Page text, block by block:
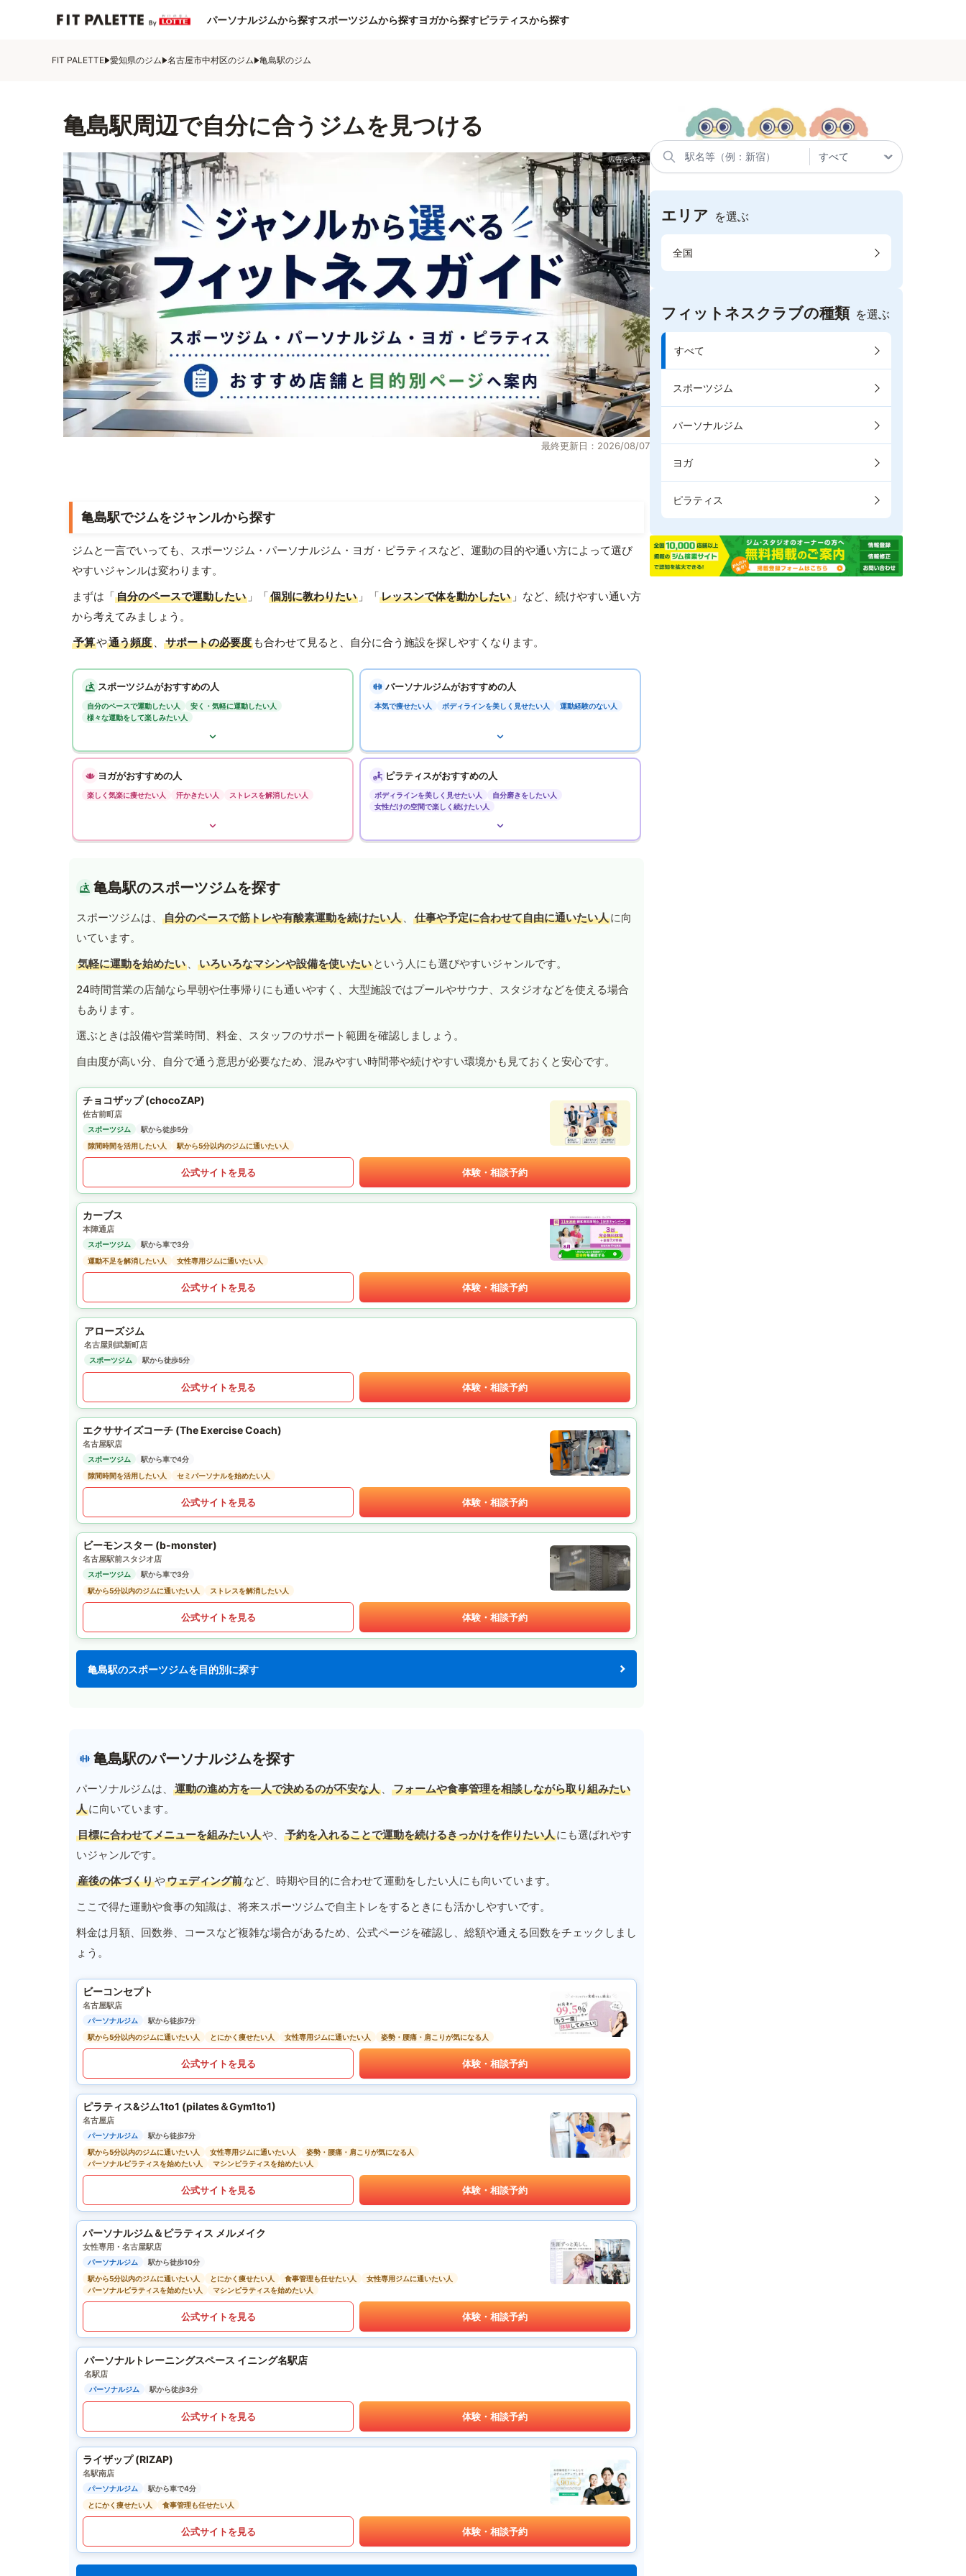
パーソナルジムから探すスポーツジムから探すヨガから探すピラティスから探す
FIT PALETTE 愛知県のジム 名古屋市中村区のジム 亀島駅のジム
亀島駅周辺で自分に合うジムを見つける
最終更新日：2026/08/07
亀島駅でジムをジャンルから探す
ジムと一言でいっても、スポーツジム・パーソナルジム・ヨガ・ピラティスなど、運動の目的や通い方によって選び
やすいジャンルは変わります。
まずは「自分のペースで運動したい 」「個別に教わりたい 」「レッスンで体を動かしたい 」など、続けやすい通い方
から考えてみましょう。
予算や通う頻度 、 サポートの必要度 も合わせて見ると、自分に合う施設を探しやすくなります。
スポーツジムがおすすめの人
自分のペースで運動したい人
安く・気軽に運動したい人
様々な運動をして楽しみたい人
パーソナルジムがおすすめの人
本気で痩せたい人 ボディラインを美しく見せたい人 運動経験のない人
ヨガがおすすめの人
楽しく気楽に痩せたい人 汗かきたい人 ストレスを解消したい人
ピラティスがおすすめの人
ボディラインを美しく見せたい人
自分磨きをしたい人
女性だけの空間で楽しく続けたい人
亀島駅のスポーツジムを探す
スポーツジムは、 自分のペースで筋トレや有酸素運動を続けたい人 、 仕事や予定に合わせて自由に通いたい人に向
いています。
気軽に運動を始めたい 、 いろいろなマシンや設備を使いたい という人にも選びやすいジャンルです。
24時間営業の店舗なら早朝や仕事帰りにも通いやすく、大型施設ではプールやサウナ、スタジオなどを使える場合
もあります。
選ぶときは設備や営業時間、料金、スタッフのサポート範囲を確認しましょう。
自由度が高い分、自分で通う意思が必要なため、混みやすい時間帯や続けやすい環境かも見ておくと安心です。
チョコザップ (chocoZAP)
佐古前町店
スポーツジム
駅から徒歩5分
隙間時間を活用したい人
駅から5分以内のジムに通いたい人
公式サイトを見る 体験・相談予約
カーブス
本陣通店
スポーツジム
駅から車で3分
運動不足を解消したい人
女性専用ジムに通いたい人
公式サイトを見る 体験・相談予約
アローズジム
名古屋則武新町店
スポーツジム 駅から徒歩5分
公式サイトを見る 体験・相談予約
エクササイズコーチ (The Exercise Coach)
名古屋駅店
スポーツジム
駅から車で4分
隙間時間を活用したい人
セミパーソナルを始めたい人
公式サイトを見る 体験・相談予約
ビーモンスター (b-monster)
名古屋駅前スタジオ店
スポーツジム
駅から車で3分
駅から5分以内のジムに通いたい人
ストレスを解消したい人
公式サイトを見る 体験・相談予約
亀島駅のスポーツジムを目的別に探す
亀島駅のパーソナルジムを探す
パーソナルジムは、 運動の進め方を一人で決めるのが不安な人 、
フォームや食事管理を相談しながら取り組みたい
人に向いています。
目標に合わせてメニューを組みたい人や、 予約を入れることで運動を続けるきっかけを作りたい人にも選ばれやす
いジャンルです。
産後の体づくりやウェディング前など、時期や目的に合わせて運動をしたい人にも向いています。
ここで得た運動や食事の知識は、将来スポーツジムで自主トレをするときにも活かしやすいです。
料金は月額、回数券、コースなど複雑な場合があるため、公式ページを確認し、総額や通える回数をチェックしまし
ょう。
ビーコンセプト
名古屋駅店
パーソナルジム
駅から徒歩7分
駅から5分以内のジムに通いたい人
とにかく痩せたい人 女性専用ジムに通いたい人 姿勢・腰痛・肩こりが気になる人
公式サイトを見る 体験・相談予約
ピラティス&ジム1to1 (pilates＆Gym1to1)
名古屋店
パーソナルジム
駅から徒歩7分
駅から5分以内のジムに通いたい人
女性専用ジムに通いたい人
姿勢・腰痛・肩こりが気になる人
パーソナルピラティスを始めたい人
マシンピラティスを始めたい人
公式サイトを見る 体験・相談予約
パーソナルジム＆ピラティス メルメイク
女性専用・名古屋駅店
パーソナルジム
駅から徒歩10分
駅から5分以内のジムに通いたい人
とにかく痩せたい人 食事管理も任せたい人
女性専用ジムに通いたい人
パーソナルピラティスを始めたい人
マシンピラティスを始めたい人
公式サイトを見る 体験・相談予約
パーソナルトレーニングスペース イニング名駅店
名駅店
パーソナルジム 駅から徒歩3分
公式サイトを見る 体験・相談予約
ライザップ (RIZAP)
名駅南店
パーソナルジム
駅から車で4分
とにかく痩せたい人
食事管理も任せたい人
公式サイトを見る 体験・相談予約
エリア を選ぶ
全国
フィットネスクラブの種類 を選ぶ
すべて
スポーツジム
パーソナルジム
ヨガ
ピラティス